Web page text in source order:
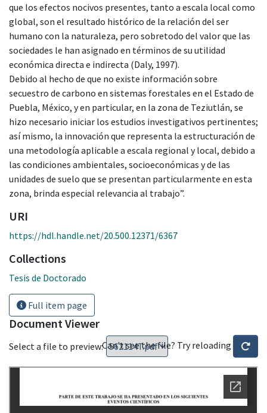
que los efectos nocivos presentes, tanto a escala local como
global, son el resultado histórico de la relación del ser
humano con la naturaleza, pero sobretodo del valor que las
sociedades le han asignado en términos de su utilidad
económica directa e indirecta (Daly, 1997).
Debido al hecho de que no existe información sobre
secuestro de carbono en sistemas forestales en el Estado de
Puebla, México, y en particular, en la zona de Teziutlán, se
hizo necesario iniciar los estudios investigativos pertinentes;
así mismo, la innovación que representa la estructuración de
una metodología aplicable a escala regional y local, debido a
las condiciones ambientales, socioeconómicas y de las
unidades de suelo que se presentan particularmente en esta
zona, brinda especial relevancia al trabajo”.
URI
https://hdl.handle.net/20.500.12371/6367
Collections
Tesis de Doctorado
Full item page
Document Viewer
Select a file to preview:Can't see the file? Try reloading